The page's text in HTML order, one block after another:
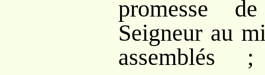
promesse
Seigneur au
assemblés